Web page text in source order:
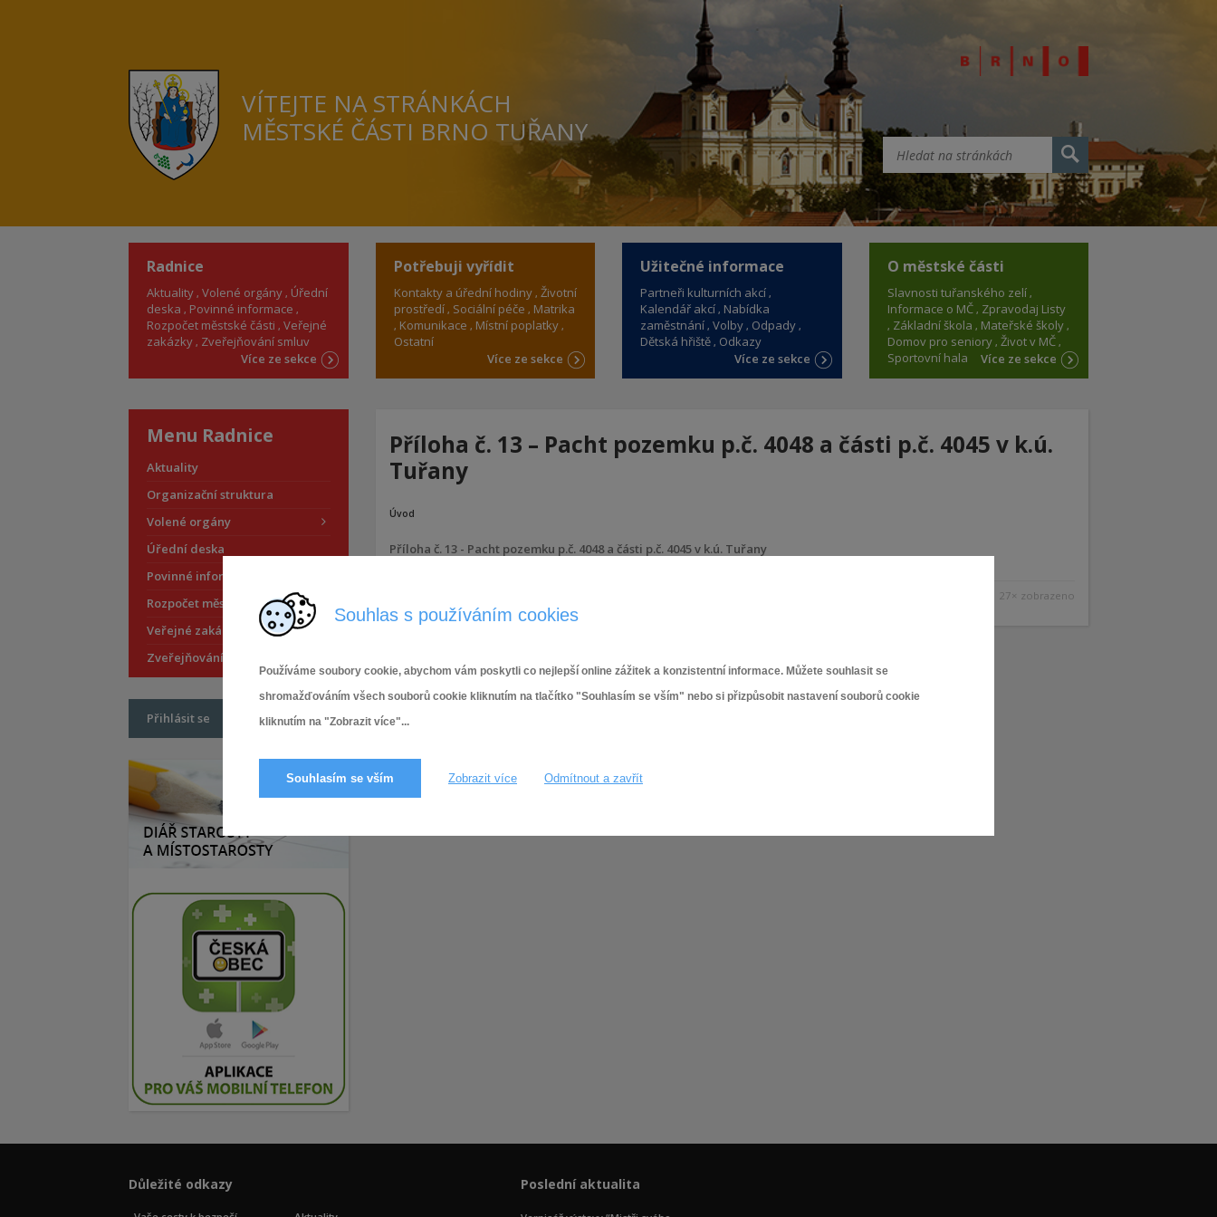
Souhlas s používáním cookies
Používáme soubory cookie, abychom vám poskytli co nejlepší online zážitek a konzistentní informace. Můžete souhlasit se
shromažďováním všech souborů cookie kliknutím na tlačítko "Souhlasím se vším" nebo si přizpůsobit nastavení souborů cookie
kliknutím na "Zobrazit více"...
Souhlasím se vším Zobrazit více Odmítnout a zavřít
VÍTEJTE NA STRÁNKÁCH
MĚSTSKÉ ČÁSTI BRNO TUŘANY
Radnice
Aktuality Volené orgány Úřední
deska
Povinné informace
Rozpočet městské části Veřejné
zakázky Zveřejňování smluv
Více ze sekce
Potřebuji vyřídit
Kontakty a úřední hodiny Životní
prostředí Sociální péče
Matrika
Komunikace
Místní poplatky
Ostatní
Více ze sekce
Užitečné informace
Partneři kulturních akcí
Kalendář akcí Nabídka
zaměstnání Volby Odpady
Dětská hřiště Odkazy
Více ze sekce
O městské části
Slavnosti tuřanského zelí
Informace o MČ Zpravodaj Listy
Základní škola
Mateřské školy
Domov pro seniory Život v MČ
Sportovní hala
Více ze sekce
Příloha č. 13 – Pacht pozemku p.č. 4048 a části p.č. 4045 v k.ú.
Tuřany
Úvod
Příloha č. 13 - Pacht pozemku p.č. 4048 a části p.č. 4045 v k.ú. Tuřany
27× zobrazeno
Menu Radnice
Aktuality
Organizační struktura
Volené orgány
Úřední deska
Povinné informace
Rozpočet městské části
Veřejné zakázky
Zveřejňování smluv
Přihlásit se
Důležité odkazy Poslední aktualita